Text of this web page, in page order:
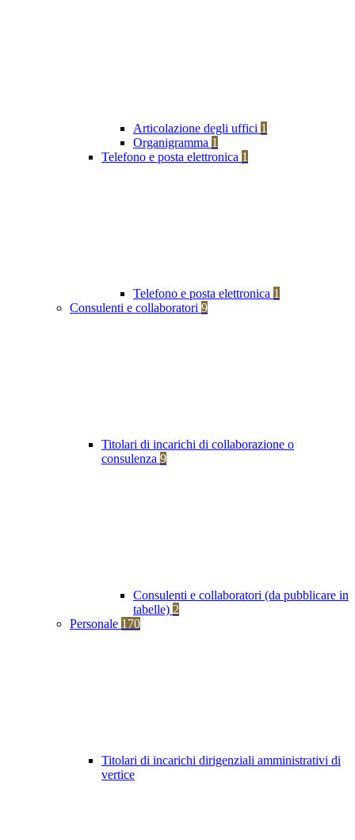
Articolazione degli uffici 1
Organigramma 1
Telefono e posta elettronica 1
Telefono e posta elettronica 1
Consulenti e collaboratori 9
Titolari di incarichi di collaborazione o
consulenza 9
Consulenti e collaboratori (da pubblicare in
tabelle) 2
Personale 170
Titolari di incarichi dirigenziali amministrativi di
vertice